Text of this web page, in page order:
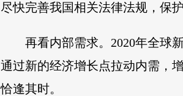
尽快完善我国相关法律法规，保
再看内部需求。2020年全球
通过新的经济增长点拉动内需，
恰逢其时。